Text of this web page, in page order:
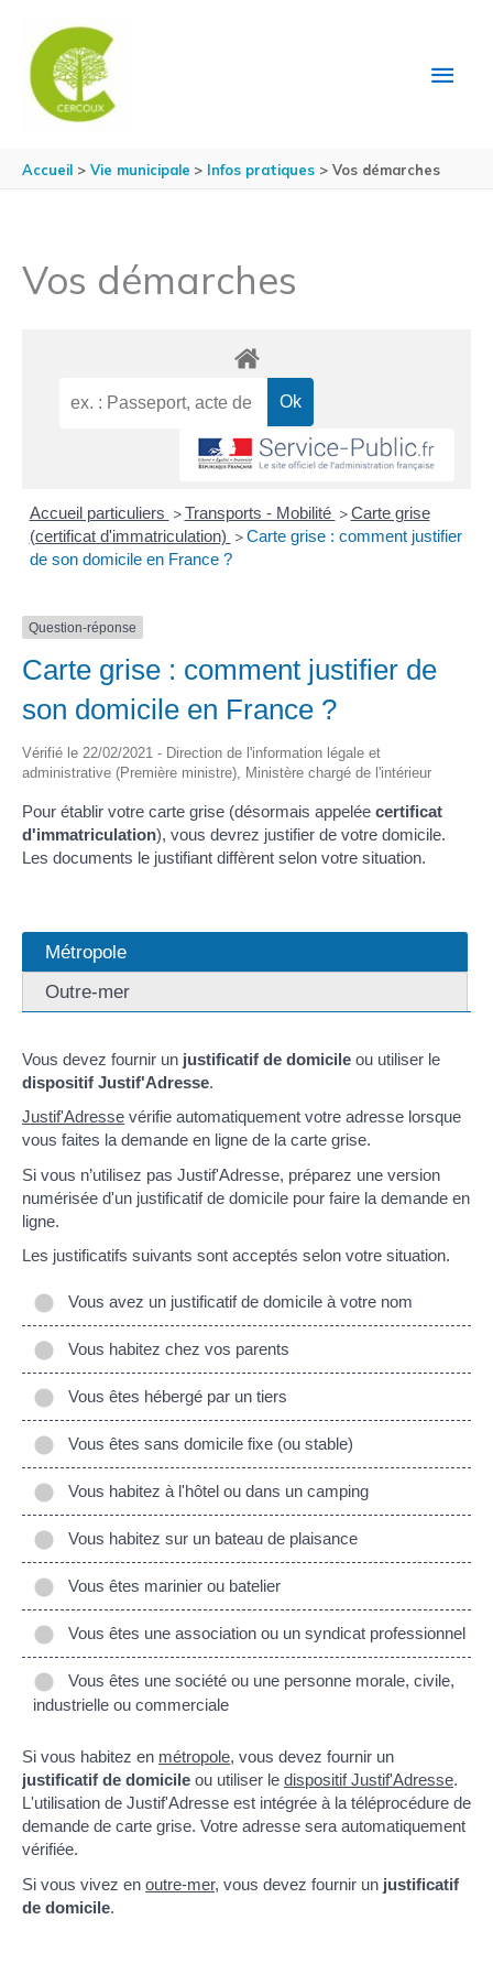
Accueil Vie municipale Infos pratiques Vos démarches
Vos démarches
Accueil particuliers > Transports - Mobilité > Carte grise
(certificat d'immatriculation) > Carte grise : comment justifier
de son domicile en France ?
Question-réponse
Carte grise : comment justifier de
son domicile en France ?
Vérifié le 22/02/2021 - Direction de l'information légale et
administrative (Première ministre), Ministère chargé de l'intérieur
Pour établir votre carte grise (désormais appelée certificat
d'immatriculation), vous devrez justifier de votre domicile.
Les documents le justifiant diffèrent selon votre situation.
Métropole
Outre-mer
Vous devez fournir un justificatif de domicile ou utiliser le
dispositif Justif'Adresse.
Justif'Adresse vérifie automatiquement votre adresse lorsque
vous faites la demande en ligne de la carte grise.
Si vous n’utilisez pas Justif'Adresse, préparez une version
numérisée d'un justificatif de domicile pour faire la demande en
ligne.
Les justificatifs suivants sont acceptés selon votre situation.
Vous avez un justificatif de domicile à votre nom
Vous habitez chez vos parents
Vous êtes hébergé par un tiers
Vous êtes sans domicile fixe (ou stable)
Vous habitez à l'hôtel ou dans un camping
Vous habitez sur un bateau de plaisance
Vous êtes marinier ou batelier
Vous êtes une association ou un syndicat professionnel
Vous êtes une société ou une personne morale, civile,
industrielle ou commerciale
Si vous habitez en métropole, vous devez fournir un
justificatif de domicile ou utiliser le dispositif Justif'Adresse.
L'utilisation de Justif'Adresse est intégrée à la téléprocédure de
demande de carte grise. Votre adresse sera automatiquement
vérifiée.
Si vous vivez en outre-mer, vous devez fournir un justificatif
de domicile.